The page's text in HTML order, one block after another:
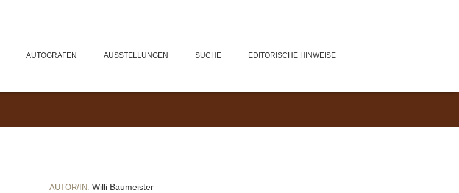
AUTOGRAFEN AUSSTELLUNGEN SUCHE EDITORISCHE HINWEISE
AUTOR/IN: Willi Baumeister